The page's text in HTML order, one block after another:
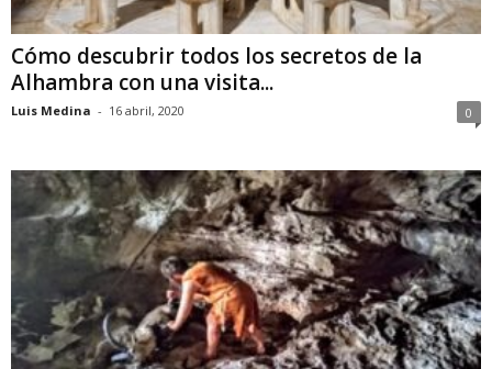
Cómo descubrir todos los secretos de la
Alhambra con una visita...
Luis Medina - 16 abril, 2020 0